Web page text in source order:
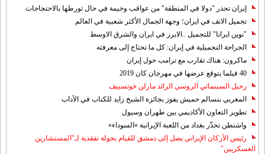
إيران تحذر "دولا في المنطقة" من عواقب وخيمة في حال تورطها بالاحتجاجات
تجميل الانف في ايران؛ وجهة الجمال الأكثر شعبية في العالم
"نوين ايرانا" للتجميل ..الابرز في ايران والشرق الاوسط
الجراحة التجميلية في إيران: كل ما تحتاج إلى معرفته
ماكرون: هناك تقارب مع ترامب حول إيران
40 فيلما يتوقع عرضها في مهرجان كان 2019
رحيل السينمائي الروسي الرائد مارلن خوتسييف
المغربي بنسالم حميش يفوز بجائزة الشيخ زايد للكتاب في الآداب
تطوير التعاون الأكاديمي بين طهران وسيول
واشنطن تحذّر بغداد من اللعبة الإيرانية «السوداء»
رئيس الأركان الإيراني يصل إلى دمشق للقيام بجولة تفقدية لـ"المستشارين
العسكريين"